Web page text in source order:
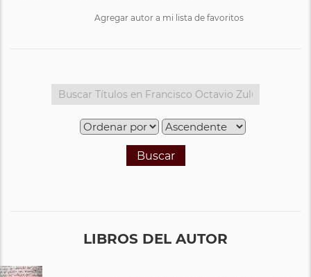
Agregar autor a mi lista de favoritos
Buscar
LIBROS DEL AUTOR